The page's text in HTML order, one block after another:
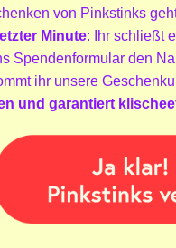
von Pinkstinks
Minute: Ihr schließt
Spendenformular den
ihr unsere
und garantiert